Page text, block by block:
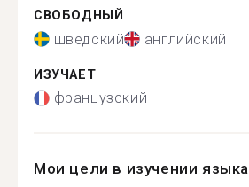
СВОБОДНЫЙ
шведский английский
ИЗУЧАЕТ
французский
Мои цели в изучении языка